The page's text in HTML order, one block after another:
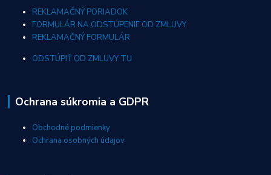
REKLAMAČNÝ PORIADOK
FORMULÁR NA ODSTÚPENIE OD ZMLUVY
REKLAMAČNÝ FORMULÁR
ODSTÚPIŤ OD ZMLUVY TU
Ochrana súkromia a GDPR
Obchodné podmienky
Ochrana osobných údajov